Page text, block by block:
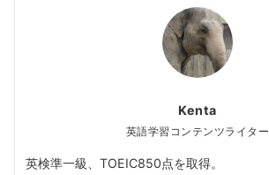
Kenta
英語学習コンテンツライター
英検準一級、TOEIC850点を取得。